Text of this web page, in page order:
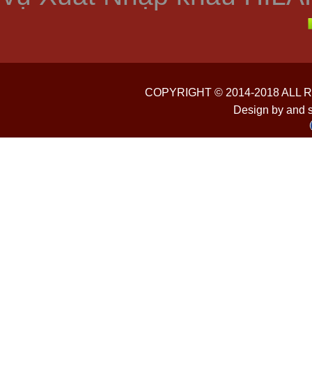
COPYRIGHT © 2014-2018 ALL
Design by and